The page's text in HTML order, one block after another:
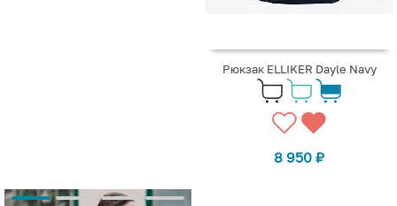
Рюкзак ELLIKER Dayle Navy
8 950 ₽